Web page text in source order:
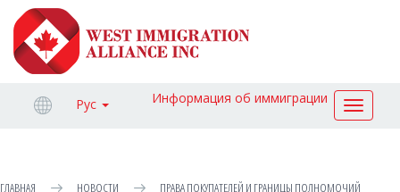
Toggle
Информация об иммиграции
Рус
ГЛАВНАЯ НОВОСТИ
ПРАВА ПОКУПАТЕЛЕЙ И ГРАНИЦЫ ПОЛНОМОЧИЙ